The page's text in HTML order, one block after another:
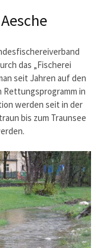
das „Fischerei
seit Jahren auf den
Rettungsprogramm in
werden seit in der
bis zum Traunsee